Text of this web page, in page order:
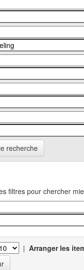
recherche
filtres pour chercher
| Arranger les